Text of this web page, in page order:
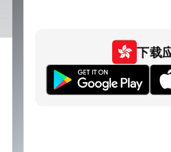
下载